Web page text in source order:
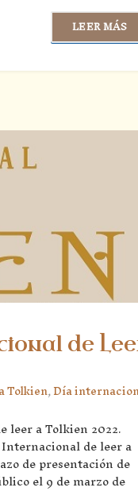
LEER MÁS
de
Tolkien,Día
leer a Tolkien 2022.
de leer a
de presentación de
el 9 de marzo de